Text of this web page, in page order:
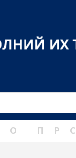
О П Р С